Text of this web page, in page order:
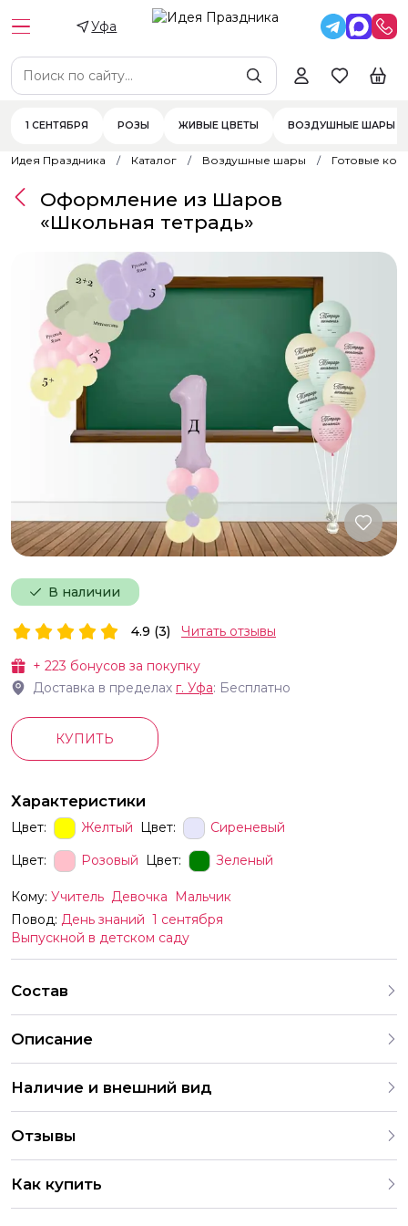
Уфа
1 СЕНТЯБРЯ РОЗЫ ЖИВЫЕ ЦВЕТЫ ВОЗДУШНЫЕ ШАРЫ
Идея Праздника Каталог Воздушные шары Готовые
В наличии
Оформление из Шаров
«Школьная тетрадь»
+ 223 бонусов за покупку
Доставка в пределах г. Уфа: Бесплатно
4.9 (3) Читать отзывы
КУПИТЬ
Характеристики
Цвет: Желтый Цвет:
Сиреневый
Цвет:
Розовый Цвет: Зеленый
Кому: Учитель Девочка
Мальчик
Повод: День знаний 1 сентября
Выпускной в детском саду
Состав
Описание
могут отличаться Цвета и надпись можно заменить
Наличие и внешний вид
индивидуальных предпочтений и тематики праздника. На
нашем сайте представлены различные варианты
оформления и комбинаций. В случае отсутствия
определенных шаров, мы предложим аналогичные по
цвету и стилю. Все заказы согласовываются с клиентом
Отзывы
4.9 286 Оценок
Как купить